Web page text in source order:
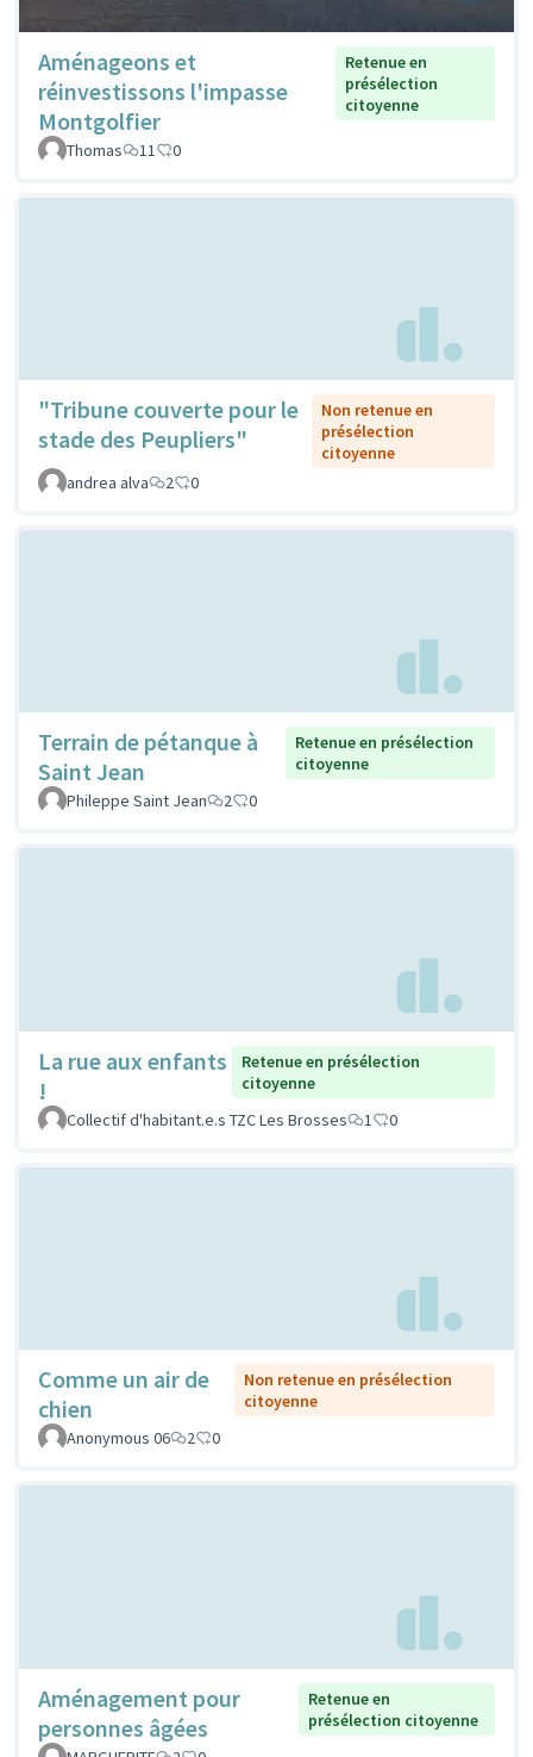
Aménageons et
réinvestissons l'impasse
Montgolfier
Retenue en
présélection
citoyenne
Thomas 11 0
"Tribune couverte pour le
stade des Peupliers"
Non retenue en
présélection
citoyenne
andrea alva
2 0
Terrain de pétanque à
Saint Jean
Retenue en présélection
citoyenne
Phileppe Saint Jean
2 0
La rue aux enfants
!
Retenue en présélection
citoyenne
Collectif d'habitant.e.s TZC Les Brosses
1 0
Comme un air de
chien
Non retenue en présélection
citoyenne
Anonymous 06
2 0
Aménagement pour
personnes âgées
Retenue en
présélection citoyenne